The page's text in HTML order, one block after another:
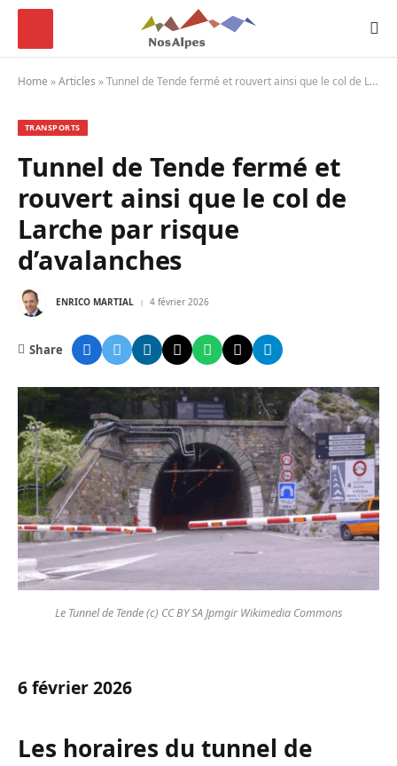
Home »Articles »Tunnel de Tende fermé et rouvert ainsi que le col de Larche par risque d’avalanches
TRANSPORTS
Tunnel de Tende fermé et
rouvert ainsi que le col de
Larche par risque
d’avalanches
ENRICO MARTIAL 4 février 2026
Share
Le Tunnel de Tende (c) CC BY SA Jpmgir Wikimedia Commons
6 février 2026
Les horaires du tunnel de